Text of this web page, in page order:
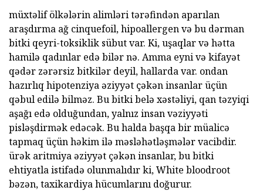
müxtəlif ölkələrin alimləri tərəfindən aparılan
araşdırma ağ cinquefoil, hipoallergen və bu dərman
bitki qeyri-toksiklik sübut var. Ki, uşaqlar və hətta
hamilə qadınlar edə bilər nə. Amma eyni və kifayət
qədər zərərsiz bitkilər deyil, hallarda var. ondan
hazırlıq hipotenziya əziyyət çəkən insanlar üçün
qəbul edilə bilməz. Bu bitki belə xəstəliyi, qan təzyiqi
aşağı edə olduğundan, yalnız insan vəziyyəti
pisləşdirmək edəcək. Bu halda başqa bir müalicə
tapmaq üçün həkim ilə məsləhətləşmələr vacibdir.
ürək aritmiya əziyyət çəkən insanlar, bu bitki
ehtiyatla istifadə olunmalıdır ki, White bloodroot
bəzən, taxikardiya hücumlarını doğurur.